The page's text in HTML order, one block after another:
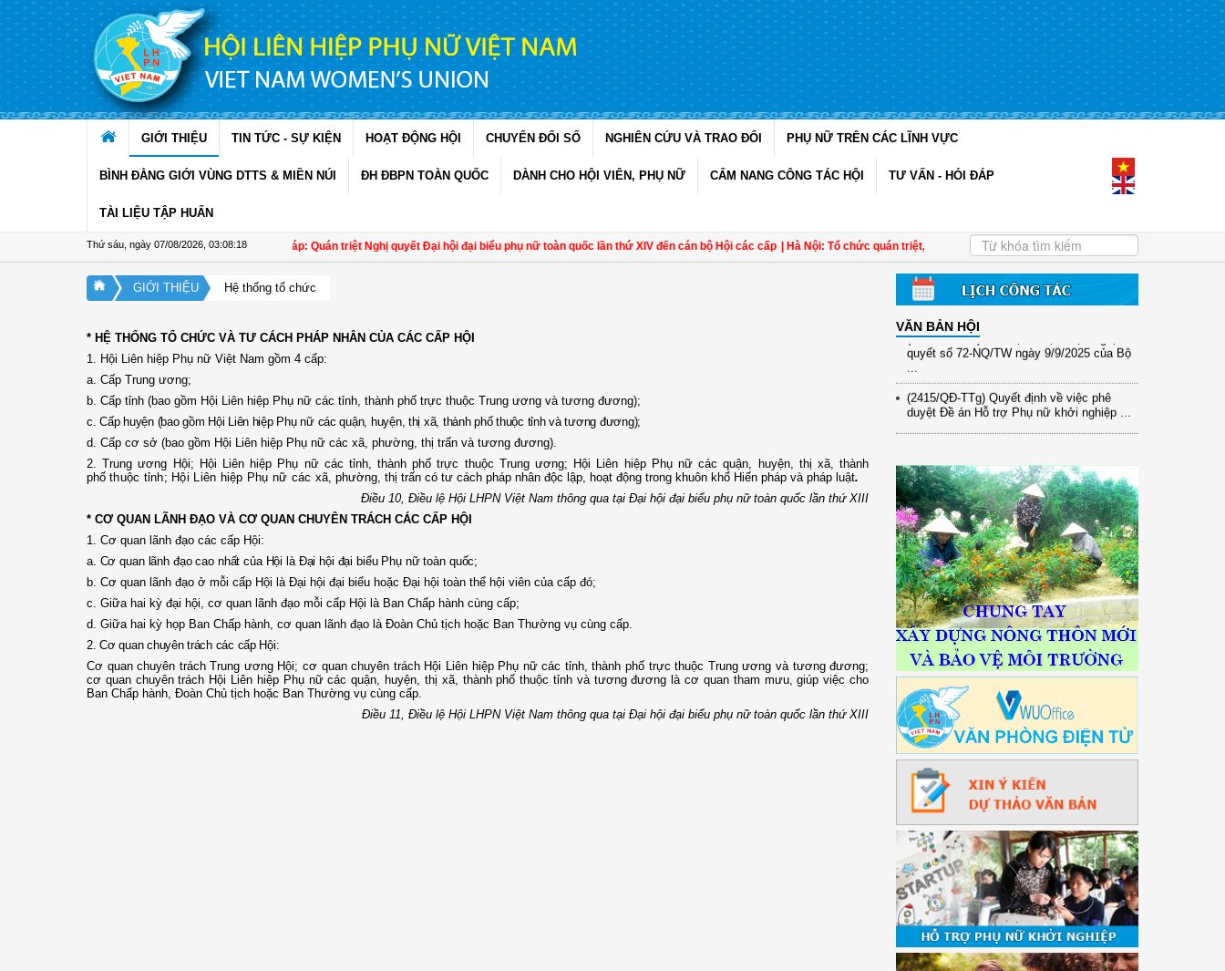
Truy cập nội dung luôn
GIỚI THIỆU TIN TỨC - SỰ KIỆN HOẠT ĐỘNG HỘI CHUYỂN ĐỔI SỐ NGHIÊN CỨU VÀ TRAO ĐỔI PHỤ NỮ TRÊN CÁC LĨNH VỰC
BÌNH ĐẲNG GIỚI VÙNG DTTS & MIỀN NÚI ĐH ĐBPN TOÀN QUỐC DÀNH CHO HỘI VIÊN, PHỤ NỮ CẨM NANG CÔNG TÁC HỘI TƯ VẤN - HỎI ĐÁP
TÀI LIỆU TẬP HUẤN
Thứ sáu, ngày 07/08/2026 03:08:19Đồng Tháp: Quán triệt Nghị quyết Đại hội đại biểu phụ nữ toàn quốc lần thứ XIV đến cán bộ Hội các cấp | Hà Nội: Tổ chức quán triệt, triển khai Nghị quyết Đại hội đại biểu phụ nữ toàn quốc lần
GIỚI THIỆU Hệ thống tổ chức
* HỆ THỐNG TỔ CHỨC VÀ TƯ CÁCH PHÁP NHÂN CỦA CÁC CẤP HỘI
1. Hội Liên hiệp Phụ nữ Việt Nam gồm 4 cấp:
a. Cấp Trung ương;
b. Cấp tỉnh (bao gồm Hội Liên hiệp Phụ nữ các tỉnh, thành phố trực thuộc Trung ương và tương đương);
c. Cấp huyện (bao gồm Hội Liên hiệp Phụ nữ các quận, huyện, thị xã, thành phố thuộc tỉnh và tương đương);
d. Cấp cơ sở (bao gồm Hội Liên hiệp Phụ nữ các xã, phường, thị trấn và tương đương).
2. Trung ương Hội; Hội Liên hiệp Phụ nữ các tỉnh, thành phố trực thuộc Trung ương; Hội Liên hiệp Phụ nữ các quận, huyện, thị xã, thành
phố thuộc tỉnh; Hội Liên hiệp Phụ nữ các xã, phường, thị trấn có tư cách pháp nhân độc lập, hoạt động trong khuôn khổ Hiến pháp và pháp luật.
Điều 10, Điều lệ Hội LHPN Việt Nam thông qua tại Đại hội đại biểu phụ nữ toàn quốc lần thứ XIII
* CƠ QUAN LÃNH ĐẠO VÀ CƠ QUAN CHUYÊN TRÁCH CÁC CẤP HỘI
1. Cơ quan lãnh đạo các cấp Hội:
a. Cơ quan lãnh đạo cao nhất của Hội là Đại hội đại biểu Phụ nữ toàn quốc;
b. Cơ quan lãnh đạo ở mỗi cấp Hội là Đại hội đại biểu hoặc Đại hội toàn thể hội viên của cấp đó;
c. Giữa hai kỳ đại hội, cơ quan lãnh đạo mỗi cấp Hội là Ban Chấp hành cùng cấp;
d. Giữa hai kỳ họp Ban Chấp hành, cơ quan lãnh đạo là Đoàn Chủ tịch hoặc Ban Thường vụ cùng cấp.
2. Cơ quan chuyên trách các cấp Hội:
Cơ quan chuyên trách Trung ương Hội; cơ quan chuyên trách Hội Liên hiệp Phụ nữ các tỉnh, thành phố trực thuộc Trung ương và tương đương;
cơ quan chuyên trách Hội Liên hiệp Phụ nữ các quận, huyện, thị xã, thành phố thuộc tỉnh và tương đương là cơ quan tham mưu, giúp việc cho
Ban Chấp hành, Đoàn Chủ tịch hoặc Ban Thường vụ cùng cấp.
Điều 11, Điều lệ Hội LHPN Việt Nam thông qua tại Đại hội đại biểu phụ nữ toàn quốc lần thứ XIII
VĂN BẢN HỘI
(12/TB-HĐKH) V/v đăng ký, đề xuất nhiệm
định số 2415/QĐ-TTg ngày 31/10/2025 ...
(417/QĐ-BNNMT) Quyết định phê duyệt
Chương trình mục tiêu quốc gia xây dựng
...
(891/KH-ĐCT) Kế hoạch thực hiện Nghị
quyết số 72-NQ/TW ngày 9/9/2025 của Bộ
...
(2415/QĐ-TTg) Quyết định về việc phê
duyệt Đề án Hỗ trợ Phụ nữ khởi nghiệp ...